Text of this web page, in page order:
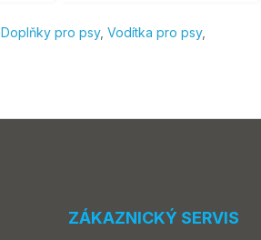
Doplňky pro psy, Vodítka pro psy,
ZÁKAZNICKÝ SERVIS